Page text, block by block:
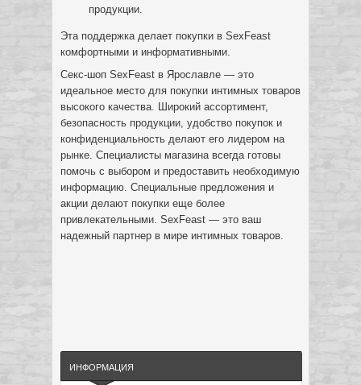
продукции.
Эта поддержка делает покупки в SexFeast
комфортными и информативными.
Секс-шоп SexFeast в Ярославле — это
идеальное место для покупки интимных товаров
высокого качества. Широкий ассортимент,
безопасность продукции, удобство покупок и
конфиденциальность делают его лидером на
рынке. Специалисты магазина всегда готовы
помочь с выбором и предоставить необходимую
информацию. Специальные предложения и
акции делают покупки еще более
привлекательными. SexFeast — это ваш
надежный партнер в мире интимных товаров.
ИНФОРМАЦИЯ